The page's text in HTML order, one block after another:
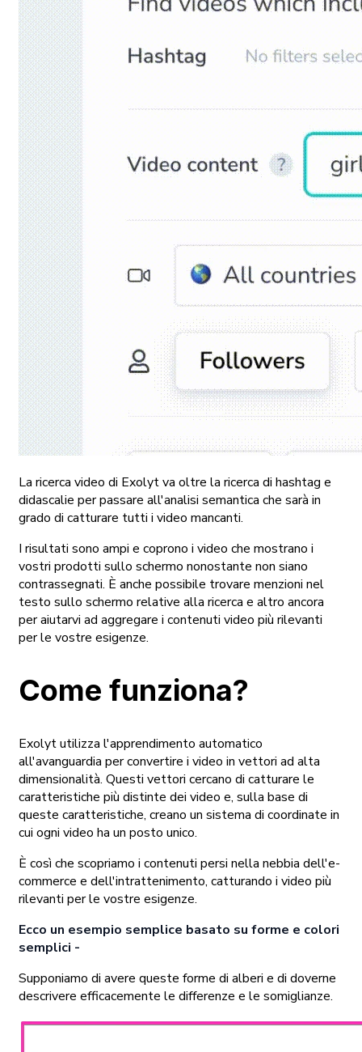
La ricerca video di Exolyt va oltre la ricerca di hashtag e
didascalie per passare all'analisi semantica che sarà in
grado di catturare tutti i video mancanti.
I risultati sono ampi e coprono i video che mostrano i
vostri prodotti sullo schermo nonostante non siano
contrassegnati. È anche possibile trovare menzioni nel
testo sullo schermo relative alla ricerca e altro ancora
per aiutarvi ad aggregare i contenuti video più rilevanti
per le vostre esigenze.
Come funziona?
Exolyt utilizza l'apprendimento automatico
all'avanguardia per convertire i video in vettori ad alta
dimensionalità. Questi vettori cercano di catturare le
caratteristiche più distinte dei video e, sulla base di
queste caratteristiche, creano un sistema di coordinate in
cui ogni video ha un posto unico.
È così che scopriamo i contenuti persi nella nebbia dell'e-
commerce e dell'intrattenimento, catturando i video più
rilevanti per le vostre esigenze.
Ecco un esempio semplice basato su forme e colori
semplici -
Supponiamo di avere queste forme di alberi e di doverne
descrivere efficacemente le differenze e le somiglianze.